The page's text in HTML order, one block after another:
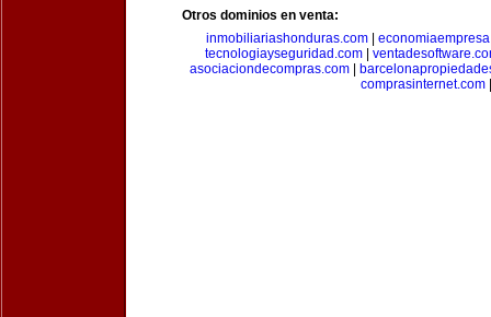
Otros dominios en venta:
inmobiliariashonduras.com
tecnologiayseguridad.com|
asociaciondecompras.com|
comprasinternet.com